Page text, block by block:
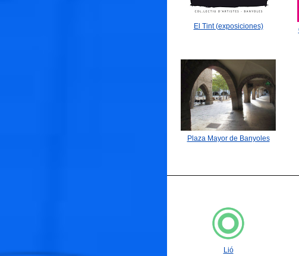
El Tint (exposiciones)
Plaza Mayor de Banyoles
Lió